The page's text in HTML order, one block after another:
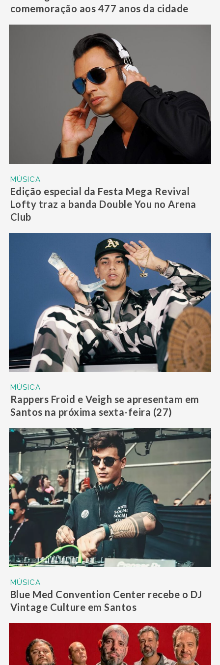
comemoração aos 477 anos da cidade
MÚSICA
Edição especial da Festa Mega Revival
Lofty traz a banda Double You no Arena
Club
MÚSICA
Rappers Froid e Veigh se apresentam em
Santos na próxima sexta-feira (27)
MÚSICA
Blue Med Convention Center recebe o DJ
Vintage Culture em Santos